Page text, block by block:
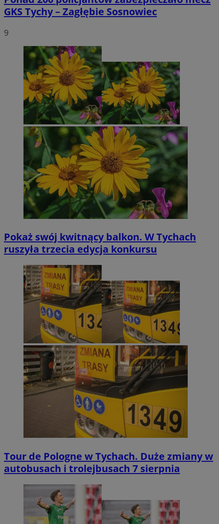
GKS Tychy – Zagłębie Sosnowiec
9
Pokaż swój kwitnący balkon. W Tychach
ruszyła trzecia edycja konkursu
Tour de Pologne w Tychach. Duże zmiany w
autobusach i trolejbusach 7 sierpnia